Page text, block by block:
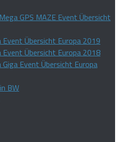
GPS MAZE Event Übersicht
Event Übersicht Europa 2019
Event Übersicht Europa 2018
Giga Event Übersicht Europa
BW